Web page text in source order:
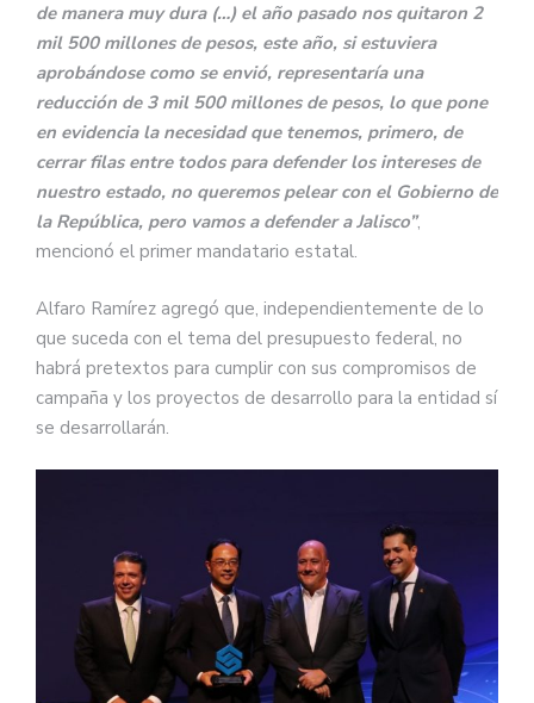
de manera muy dura (…) el año pasado nos quitaron 2
mil 500 millones de pesos, este año, si estuviera
aprobándose como se envió, representaría una
reducción de 3 mil 500 millones de pesos, lo que pone
en evidencia la necesidad que tenemos, primero, de
cerrar filas entre todos para defender los intereses de
nuestro estado, no queremos pelear con el Gobierno de
la República, pero vamos a defender a Jalisco”,
mencionó el primer mandatario estatal.
Alfaro Ramírez agregó que, independientemente de lo
que suceda con el tema del presupuesto federal, no
habrá pretextos para cumplir con sus compromisos de
campaña y los proyectos de desarrollo para la entidad sí
se desarrollarán.